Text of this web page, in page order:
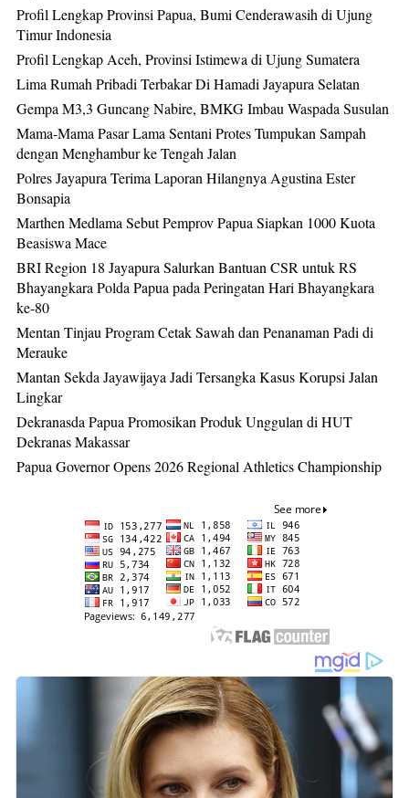
Profil Lengkap Provinsi Papua, Bumi Cenderawasih di Ujung
Timur Indonesia
Profil Lengkap Aceh, Provinsi Istimewa di Ujung Sumatera
Lima Rumah Pribadi Terbakar Di Hamadi Jayapura Selatan
Gempa M3,3 Guncang Nabire, BMKG Imbau Waspada Susulan
Mama-Mama Pasar Lama Sentani Protes Tumpukan Sampah
dengan Menghambur ke Tengah Jalan
Polres Jayapura Terima Laporan Hilangnya Agustina Ester
Bonsapia
Marthen Medlama Sebut Pemprov Papua Siapkan 1000 Kuota
Beasiswa Mace
BRI Region 18 Jayapura Salurkan Bantuan CSR untuk RS
Bhayangkara Polda Papua pada Peringatan Hari Bhayangkara
ke-80
Mentan Tinjau Program Cetak Sawah dan Penanaman Padi di
Merauke
Mantan Sekda Jayawijaya Jadi Tersangka Kasus Korupsi Jalan
Lingkar
Dekranasda Papua Promosikan Produk Unggulan di HUT
Dekranas Makassar
Papua Governor Opens 2026 Regional Athletics Championship